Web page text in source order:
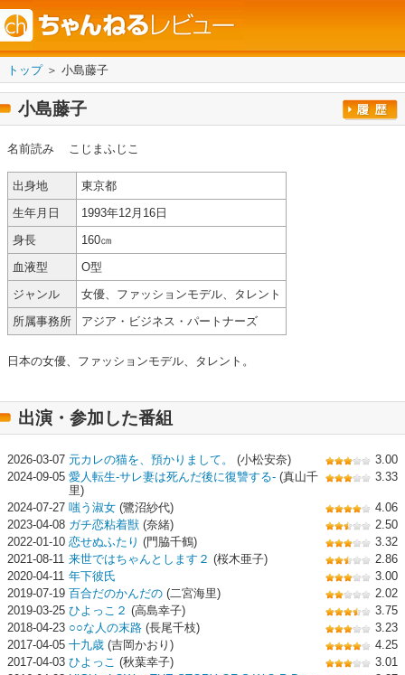
トップ＞ 小島藤子
小島藤子
名前読み こじまふじこ
出身地
東京都
生年月日
1993年12月16日
身長
160㎝
血液型
O型
ジャンル
女優、ファッションモデル、タレント
所属事務所
アジア・ビジネス・パートナーズ
日本の女優、ファッションモデル、タレント。
出演・参加した番組
2026-03-07 元カレの猫を、預かりまして。 (小松安奈)
3.00
2024-09-05 愛人転生-サレ妻は死んだ後に復讐する- (真山千
里)
3.33
2024-07-27 嗤う淑女 (鷺沼紗代)
4.06
2023-04-08 ガチ恋粘着獣 (奈緒)
2.50
2022-01-10 恋せぬふたり (門脇千鶴)
3.32
2021-08-11 来世ではちゃんとします２ (桜木亜子)
2.86
2020-04-11 年下彼氏
3.00
2019-07-19 百合だのかんだの (二宮海里)
2.02
2019-03-25 ひよっこ２ (高島幸子)
3.75
2018-04-23 ○○な人の末路 (長尾千枝)
3.23
2017-04-05 十九歳 (吉岡かおり)
4.25
2017-04-03 ひよっこ (秋葉幸子)
3.01